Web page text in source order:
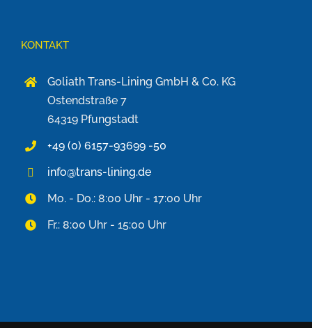
KONTAKT
Goliath Trans-Lining GmbH & Co. KG
Ostendstraße 7
64319 Pfungstadt
+49 (0) 6157-93699 -50
info@trans-lining.de
Mo. - Do.: 8:00 Uhr - 17:00 Uhr
Fr.: 8:00 Uhr - 15:00 Uhr